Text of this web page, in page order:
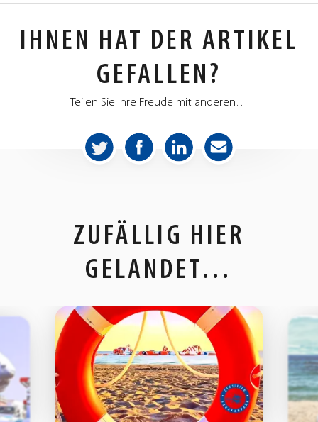
IHNEN HAT DER ARTIKEL
GEFALLEN?
Teilen Sie Ihre Freude mit anderen…
ZUFÄLLIG HIER
GELANDET…
Facebook
Instagram tiktok
YouTube
Gettr
LinkedIn
Telegram